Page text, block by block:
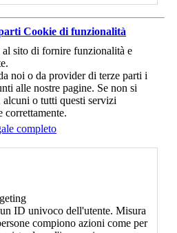
Cookie di funzionalità
sito di fornire funzionalità e
noi o da provider di terze parti i
alle nostre pagine. Se non si
o tutti questi servizi
correttamente.
completo
ID univoco dell'utente. Misura
compiono azioni come per